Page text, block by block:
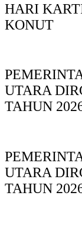
HARI
KONUT
UTARA
TAHUN
UTARA
TAHUN